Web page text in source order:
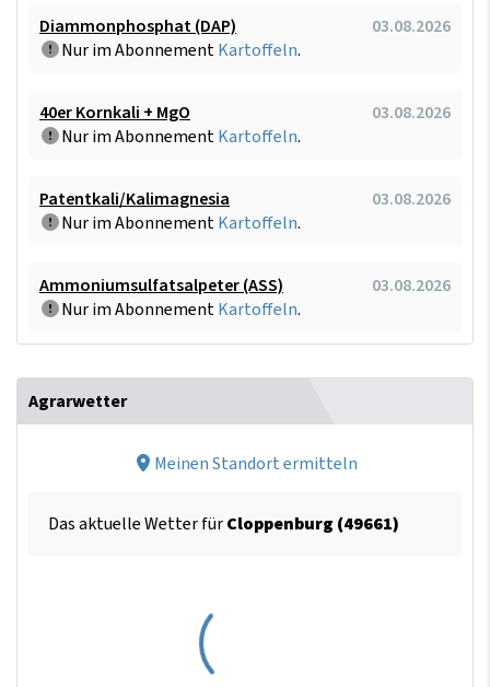
Diammonphosphat (DAP)
03.08.2026
Nur im AbonnementKartoffeln.
40er Kornkali + MgO
03.08.2026
Nur im AbonnementKartoffeln.
Patentkali/Kalimagnesia
03.08.2026
Nur im AbonnementKartoffeln.
Ammoniumsulfatsalpeter (ASS)
03.08.2026
Nur im AbonnementKartoffeln.
Agrarwetter
Meinen Standort ermitteln
Das aktuelle Wetter fürCloppenburg (49661)